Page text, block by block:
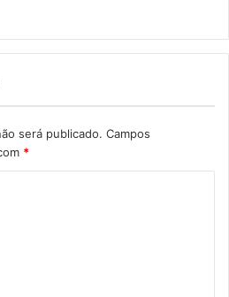
será publicado. Campos
*